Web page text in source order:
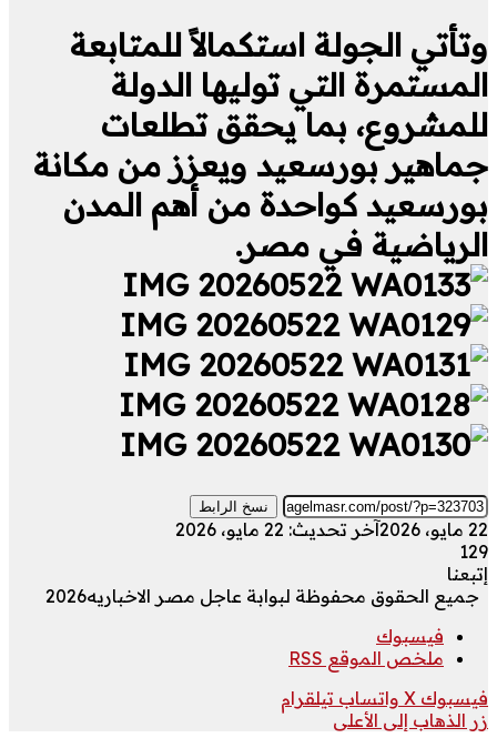
وتأتي الجولة استكمالاً للمتابعة
المستمرة التي توليها الدولة
للمشروع، بما يحقق تطلعات
جماهير بورسعيد ويعزز من مكانة
بورسعيد كواحدة من أهم المدن
الرياضية في مصر.
نسخ الرابط
22 مايو، 2026
آخر تحديث: 22 مايو، 2026
129
إتبعنا
جميع الحقوق محفوظة لبوابة عاجل مصر الاخباريه2026
فيسبوك
ملخص الموقع RSS
فيسبوك ‫X واتساب تيلقرام
زر الذهاب إلى الأعلى